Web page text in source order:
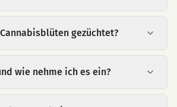
gezüchtet?
wie nehme ich es ein?